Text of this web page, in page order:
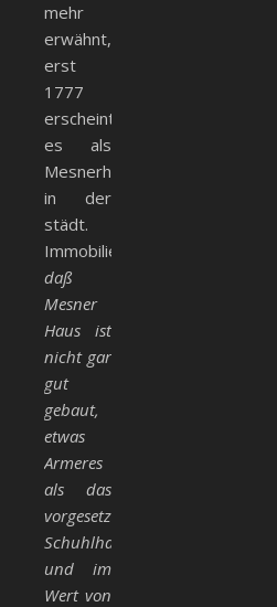
mehr
erwähnt,
erst
1777
erscheint
es als
Mesnerhaus
in der
städt.
Immobilienaufstellung:
daß
Mesner
Haus ist
nicht gar
gut
gebaut,
etwas
Armeres
als das
vorgesetzte
Schuhlhaus
und im
Wert von